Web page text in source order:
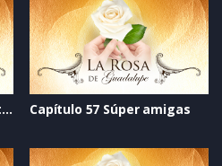
Capítulo 56 Jamás secuestrarán tu alma Capítulo 57 Súper amigas